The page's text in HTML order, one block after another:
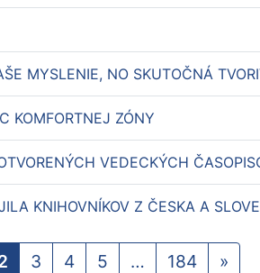
MYSLENIE, NO SKUTOČNÁ
KOMFORTNEJ ZÓNY
VEDECKÝCH
KNIHOVNÍKOV Z ČESKA A
3 4 5 … 184 »